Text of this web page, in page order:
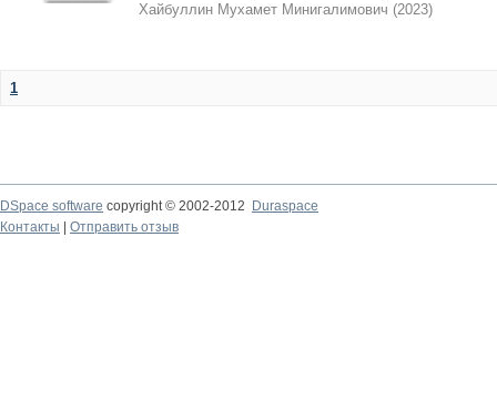
Хайбуллин Мухамет Минигалимович (2023)
1
DSpace software copyright © 2002-2012
Duraspace
Контакты
Отправить отзыв